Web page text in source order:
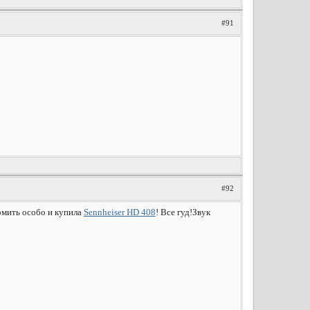
#91
#92
особо и купила Sennheiser HD 408! Все гуд!Звук